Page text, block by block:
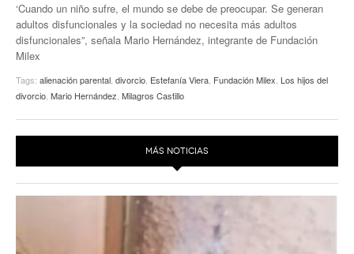
‘Cuando un niño sufre, el mundo se debe de preocupar. Se generan
adultos disfuncionales y la sociedad no necesita más adultos
disfuncionales”, señala Mario Hernández, integrante de Fundación
Milex
Tags: alienación parental, divorcio, Estefanía Viera, Fundación Milex, Los hijos del
divorcio, Mario Hernández, Milagros Castillo
MÁS NOTICIAS